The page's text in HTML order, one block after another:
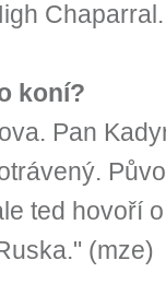
Chaparral.
koní?
Pan
ted hovoří
(mze)